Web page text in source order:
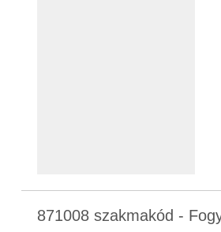
871008 szakmakód -